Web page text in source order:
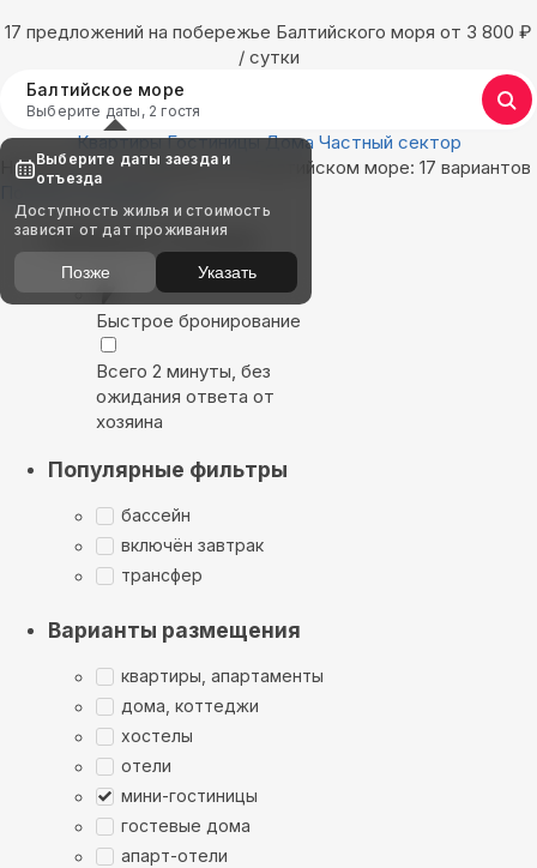
17 предложений на побережье Балтийского моря oт 3 800 ₽
/ сутки
Балтийское море
Выберите даты, 2 гостя
Квартиры Гостиницы Дома Частный сектор
Найдём, где остановиться в Балтийском море: 17 вариантов
Показать на карте
Выбирайте лучшее
Быстрое бронирование
Всего 2 минуты, без
ожидания ответа от
хозяина
Популярные фильтры
бассейн
включён завтрак
трансфер
Варианты размещения
квартиры, апартаменты
дома, коттеджи
хостелы
отели
мини-гостиницы
гостевые дома
апарт-отели
Выберите даты заезда и
отъезда
Доступность жилья и стоимость
зависят от дат проживания
Позже Указать